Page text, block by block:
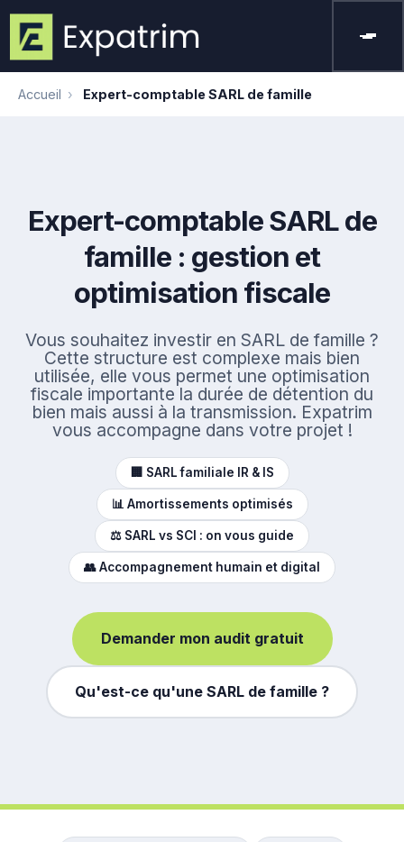
Accueil › Expert-comptable SARL de famille
Expert-comptable SARL de
famille : gestion et
optimisation fiscale
Vous souhaitez investir en SARL de famille ?
Cette structure est complexe mais bien
utilisée, elle vous permet une optimisation
fiscale importante la durée de détention du
bien mais aussi à la transmission. Expatrim
vous accompagne dans votre projet !
🏢 SARL familiale IR & IS
📊 Amortissements optimisés
⚖️ SARL vs SCI : on vous guide
👥 Accompagnement humain et digital
Demander mon audit gratuit
Qu'est-ce qu'une SARL de famille ?